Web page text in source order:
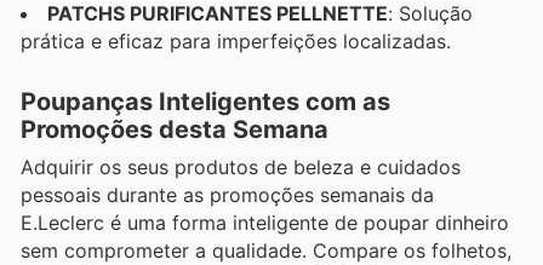
PATCHS PURIFICANTES PELLNETTE: Solução
prática e eficaz para imperfeições localizadas.
Poupanças Inteligentes com as
Promoções desta Semana
Adquirir os seus produtos de beleza e cuidados
pessoais durante as promoções semanais da
E.Leclerc é uma forma inteligente de poupar dinheiro
sem comprometer a qualidade. Compare os folhetos,